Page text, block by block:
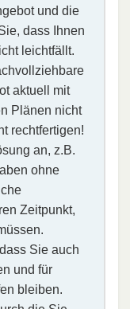
und die
dass Ihnen
leichtfällt.
aktuell mit
Plänen nicht
rechtfertigen!
an, z.B.
ohne
Zeitpunkt,
Sie auch
und für
bleiben.